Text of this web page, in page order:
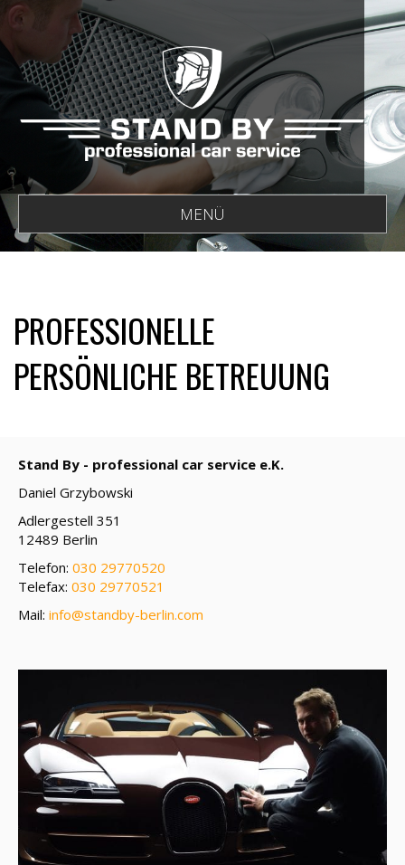
MENÜ
PROFESSIONELLE
PERSÖNLICHE BETREUUNG
Stand By - professional car service e.K.
Daniel Grzybowski
Adlergestell 351
12489 Berlin
Telefon: 030 29770520
Telefax: 030 29770521
Mail: info@standby-berlin.com